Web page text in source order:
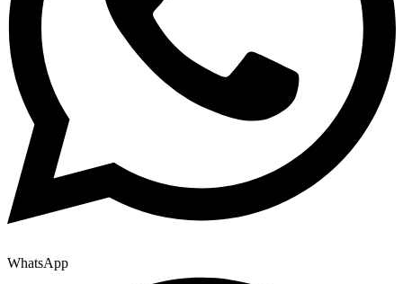
WhatsApp